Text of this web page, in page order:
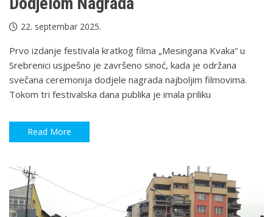
22. septembar 2025.
Prvo izdanje festivala kratkog filma „Mesingana Kvaka“ u
Srebrenici usjpešno je završeno sinoć, kada je održana
svečana ceremonija dodjele nagrada najboljim filmovima.
Tokom tri festivalska dana publika je imala priliku
Read More